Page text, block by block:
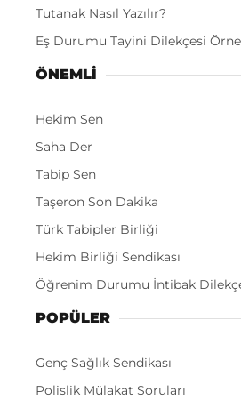
Tutanak Nasıl Yazılır?
Eş Durumu Tayini Dilekçesi
ÖNEMLI
Hekim Sen
Saha Der
Tabip Sen
Taşeron Son Dakika
Türk Tabipler Birliği
Hekim Birliği Sendikası
Öğrenim Durumu İntibak
POPÜLER
Genç Sağlık Sendikası
Polislik Mülakat Soruları